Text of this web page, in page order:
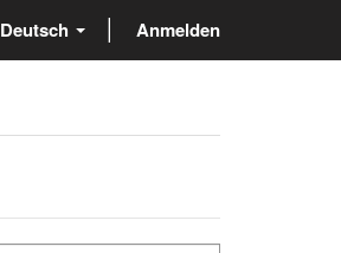
Deutsch Anmelden